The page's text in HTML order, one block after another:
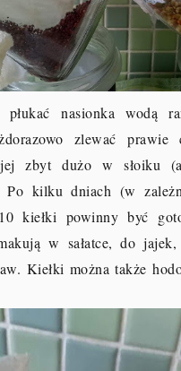
płukać nasionka wodą
zlewać
jej zbyt dużo w słoiku
Po kilku dniach (w
kiełki powinny być
w sałatce, do
Kiełki można także